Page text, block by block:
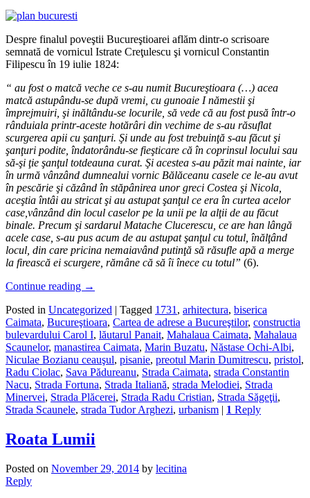
Despre finalul poveştii Bucureştioarei aflăm dintr-o scrisoare
semnată de vornicul Istrate Creţulescu şi vornicul Constantin
Filipescu în 19 iulie 1824:
“ au fost o matcă veche ce s-au numit Bucureştioara (…) acea
matcă astupându-se după vremi, cu gunoaie I nămestii şi
împrejmuiri, şi inăltându-se locurile, să vede că au fost pusă într-o
rânduiala printr-aceste hotărâri din vechime de s-au răsuflat
scurgerea apii cu şanţuri. Şi unde au fost trebuinţă s-au făcut şi
şanţuri podite, îndatorându-se fieşticare că în coprinsul locului sau
să-şi ţie şanţul totdeauna curat. Şi acestea s-au păzit mai nainte, iar
în urmă vânzând dumnealui vornic Bălăceanu casele ce le-au avut
în pescărie şi căzând în stăpânirea unor greci Costea şi Nicola,
aceştia întâi au stricat şi au astupat şanţul ce era în curtea acelor
case,vânzând din locul caselor pe la unii pe la alţii de au făcut
binale. Precum şi sardarul Matache Clucerescu, ce are han lângă
acele case, s-au pus acum de au astupat şanţul cu totul, înălţând
locul, din care pricina nemaiavând putinţă să răsufle apă a merge
la firească ei scurgere, rămâne că să îi înece cu totul” (6).
Continue reading →
Posted in Uncategorized Tagged 1731, arhitectura, biserica
Caimata, Bucureştioara, Cartea de adrese a Bucureştilor, constructia
bulevardului Carol I, lăutarul Panait, Mahalaua Caimata, Mahalaua
Scaunelor, manastirea Caimata, Marin Buzatu, Năstase Ochi-Albi,
Niculae Bozianu ceauşul, pisanie, preotul Marin Dumitrescu, pristol,
Radu Ciolac, Sava Pădureanu, Strada Caimata, strada Constantin
Nacu, Strada Fortuna, Strada Italiană, strada Melodiei, Strada
Minervei, Strada Plăcerei, Strada Radu Cristian, Strada Săgeţii,
Strada Scaunele, strada Tudor Arghezi, urbanism 1 Reply
Roata Lumii
Posted on November 29, 2014 by lecitina
Reply